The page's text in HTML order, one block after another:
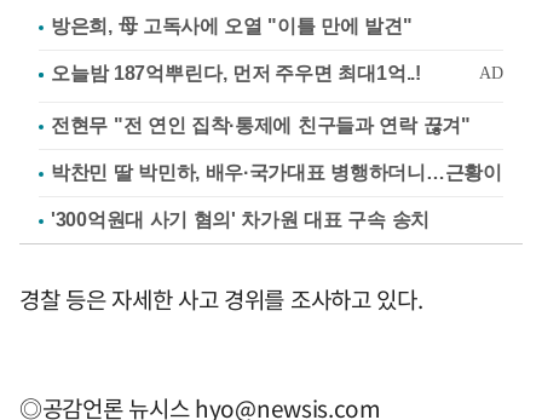
방은희, 母 고독사에 오열 "이틀 만에 발견"
전현무 "전 연인 집착·통제에 친구들과 연락 끊겨"
박찬민 딸 박민하, 배우·국가대표 병행하더니…근황이
'300억원대 사기 혐의' 차가원 대표 구속 송치
경찰 등은 자세한 사고 경위를 조사하고 있다.
◎공감언론 뉴시스hyo@newsis.com